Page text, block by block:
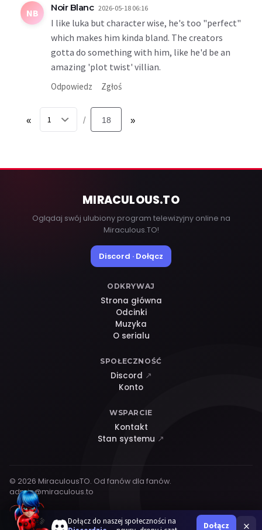
Dołącz do naszej społeczności na
Dołącz ×
NB Noir Blanc 2026-05-18 06:16
I like luka but character wise, he's too "perfect"
which makes him kinda bland. The creators
gotta do something with him, like he'd be an
amazing 'plot twist' villian.
Odpowiedz Zgłoś
« / 18 »
MIRACULOUS.TO
Oglądaj swój ulubiony program telewizyjny online na
Miraculous.TO!
Discord · Dołącz
ODKRYWAJ
Strona główna
Odcinki
Muzyka
O serialu
SPOŁECZNOŚĆ
Discord ↗
Konto
WSPARCIE
Kontakt
Stan systemu ↗
© 2026 MiraculousTO. Od fanów dla fanów.
admin@miraculous.to